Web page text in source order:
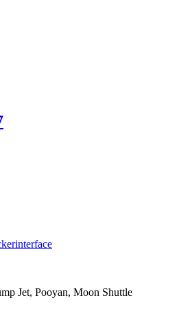
Jet, Pooyan, Moon Shuttle